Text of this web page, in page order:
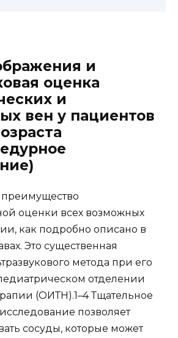
и
оценка
и
вен у пациентов
преимущество
оценки всех возможных
как подробно описано в
Это существенная
метода при его
отделении
(ОИТН).1–4 Тщательное
позволяет
сосуды, которые может